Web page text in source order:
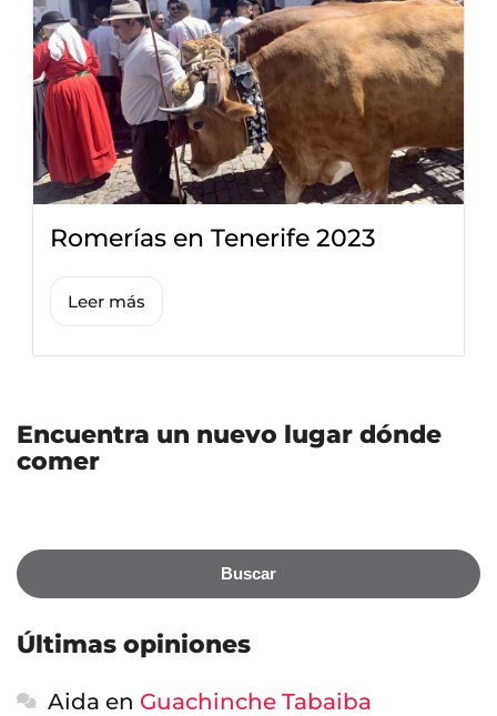
Romerías en Tenerife 2023
Leer más
Encuentra un nuevo lugar dónde
comer
Buscar
Últimas opiniones
Aida en Guachinche Tabaiba